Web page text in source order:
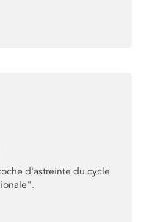
d'astreinte du cycle